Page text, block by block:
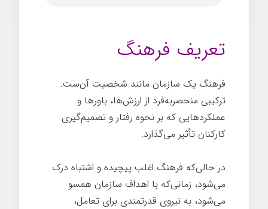
تعریف فرهنگ
فرهنگ یک سازمان مانند شخصیت آن‌ست.
ترکیبی منحصربه‌فرد از ارزش‌ها، باورها و
عملکردهایی که بر نحوه رفتار و تصمیم‌گیری
کارکنان تأثیر می‌گذارد.
در حالی‌که فرهنگ اغلب پیچیده و اشتباه درک
می‌شود، زمانی‌که با اهداف سازمان همسو
می‌شود، به نیروی قدرتمندی برای تعامل،